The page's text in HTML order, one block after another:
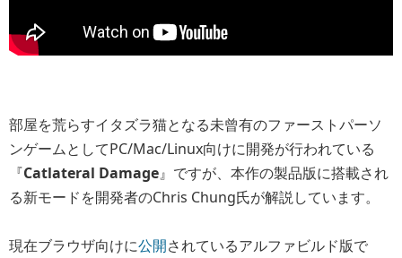
部屋を荒らすイタズラ猫となる未曾有のファーストパーソ
ンゲームとしてPC/Mac/Linux向けに開発が行われている
『Catlateral Damage』ですが、本作の製品版に搭載され
る新モードを開発者のChris Chung氏が解説しています。
現在ブラウザ向けに公開されているアルファビルド版で